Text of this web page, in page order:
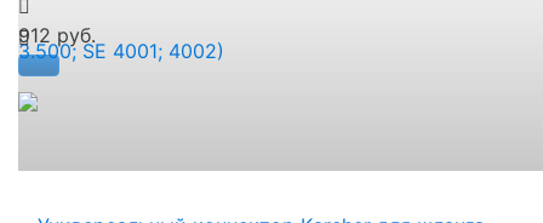
912 руб.